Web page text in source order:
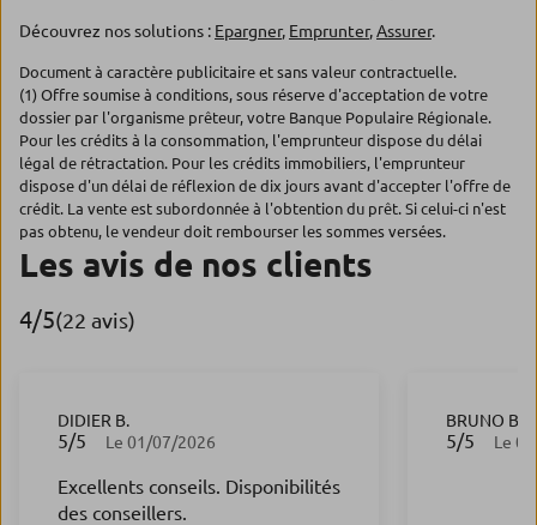
Découvrez nos solutions : Epargner, Emprunter,Assurer.
Document à caractère publicitaire et sans valeur contractuelle.
(1) Offre soumise à conditions, sous réserve d'acceptation de votre
dossier par l'organisme prêteur, votre Banque Populaire Régionale.
Pour les crédits à la consommation, l'emprunteur dispose du délai
légal de rétractation. Pour les crédits immobiliers, l'emprunteur
dispose d'un délai de réflexion de dix jours avant d'accepter l'offre de
crédit. La vente est subordonnée à l'obtention du prêt. Si celui-ci n'est
pas obtenu, le vendeur doit rembourser les sommes versées.
Les avis de nos clients
4/5 Note de 4 sur 5
(22 avis)
5/5 Note de 5 sur 5
Le 01/07/2026
Excellents conseils. Disponibilités
des conseillers.
DIDIER B.
5/5 Note de 5
Le
BRUNO B.